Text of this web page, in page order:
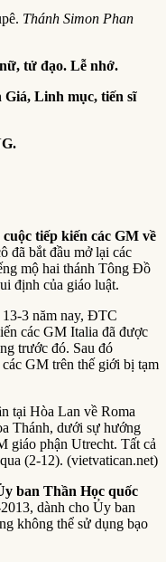
Thánh Simon Phan
tử đạo. Lễ nhớ.
Linh mục, tiến sĩ
tiếp kiến các GM về
đã bắt đầu mở lại các
mộ hai thánh Tông Đồ
định của giáo luật.
3 năm nay, ĐTC
các GM Italia đã được
trước đó. Sau đó
GM trên thế giới bị tạm
tại Hòa Lan về Roma
Thánh, dưới sự hướng
giáo phận Utrecht. Tất cả
(2-12). (vietvatican.net)
ban Thần Học quốc
dành cho Ủy ban
không thể sử dụng bạo